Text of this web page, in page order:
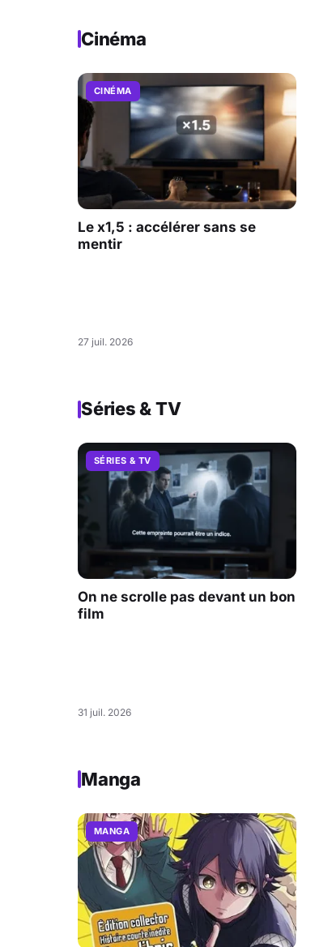
Cinéma
CINÉMA
Le x1,5 : accélérer sans se
mentir
27 juil. 2026
Séries & TV
SÉRIES & TV
On ne scrolle pas devant un bon
film
31 juil. 2026
Manga
MANGA